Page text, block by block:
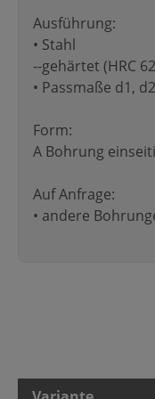
Ausführung:
• Stahl
--gehärtet (HRC
• Passmaße d1,
Form:
A Bohrung
Auf Anfrage:
• andere